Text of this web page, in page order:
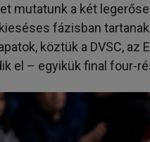
mutatunk a két
fázisban
köztük a DVSC, az
el – egyikük final four-